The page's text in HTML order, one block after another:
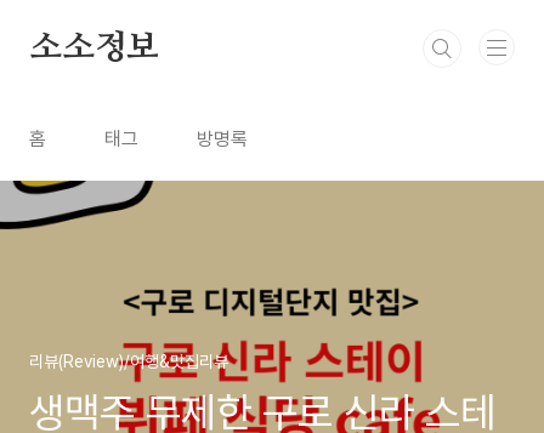
소소정보
홈 태그 방명록
리뷰(Review)/여행&맛집리뷰
생맥주 무제한 구로 신라 스테